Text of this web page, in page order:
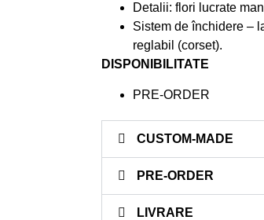
Detalii: flori lucrate
Sistem de închidere –
reglabil (corset).
DISPONIBILITATE
PRE-ORDER
CUSTOM-MADE
PRE-ORDER
LIVRARE